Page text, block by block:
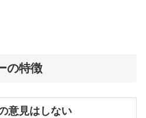
の特徴
意見はしない